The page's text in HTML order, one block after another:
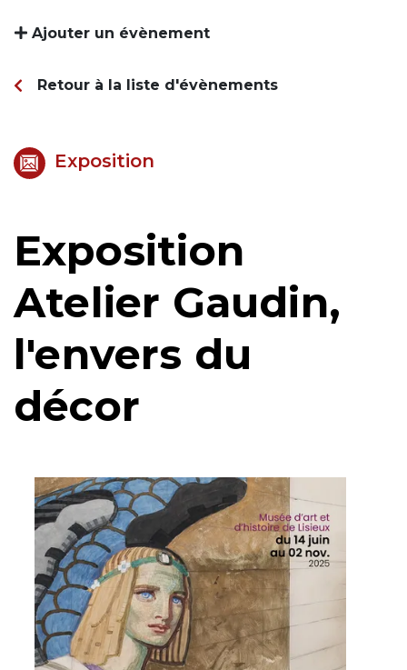
Ajouter un évènement
Retour à la liste d'évènements
Exposition
Exposition
Atelier Gaudin,
l'envers du
décor